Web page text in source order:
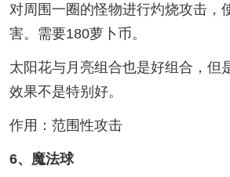
对周围一圈的怪物进行灼烧攻击，
害。需要180萝卜币。
太阳花与月亮组合也是好组合，但
效果不是特别好。
作用：范围性攻击
6、魔法球